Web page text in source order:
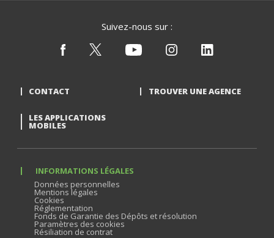
Suivez-nous sur :
CONTACT TROUVER UNE AGENCE
LES APPLICATIONS
MOBILES
INFORMATIONS LÉGALES
Données personnelles
Mentions légales
Cookies
Réglementation
Fonds de Garantie des Dépôts et résolution
Paramètres des cookies
Résiliation de contrat